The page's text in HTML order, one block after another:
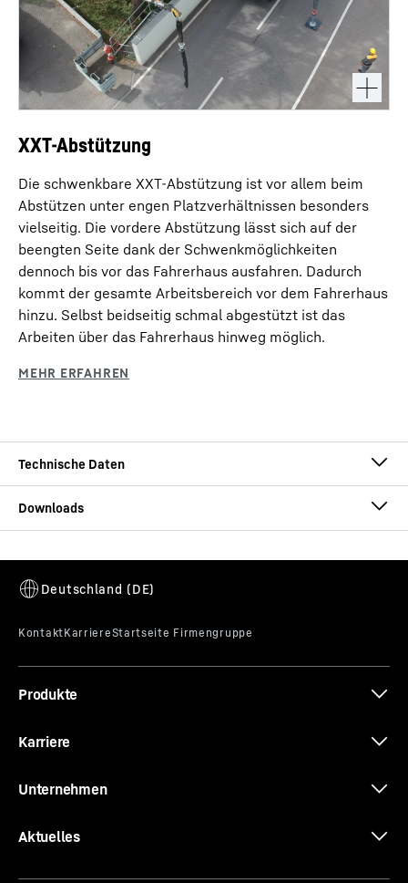
XXT-Abstützung
Die schwenkbare XXT-Abstützung ist vor allem beim
Abstützen unter engen Platzverhältnissen besonders
vielseitig. Die vordere Abstützung lässt sich auf der
beengten Seite dank der Schwenkmöglichkeiten
dennoch bis vor das Fahrerhaus ausfahren. Dadurch
kommt der gesamte Arbeitsbereich vor dem Fahrerhaus
hinzu. Selbst beidseitig schmal abgestützt ist das
Arbeiten über das Fahrerhaus hinweg möglich.
Länge Endschlauch 4 m
Produkte
Karriere
Unternehmen
Aktuelles